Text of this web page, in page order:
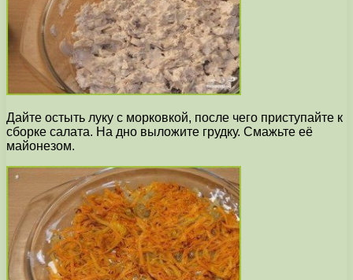
Дайте остыть луку с морковкой, после чего приступайте к
сборке салата. На дно выложите грудку. Смажьте её
майонезом.